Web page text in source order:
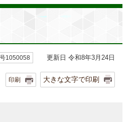
1050058 更新日 令和8年3月24日
印刷 大きな文字で印刷